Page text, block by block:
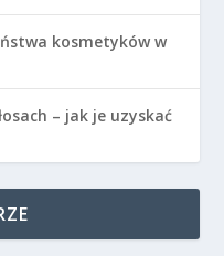
kosmetyków w
– jak je uzyskać